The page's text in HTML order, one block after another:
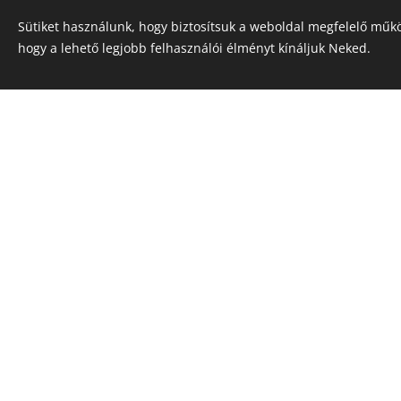
Sütiket használunk, hogy biztosítsuk a weboldal megfelelő
hogy a lehető legjobb felhasználói élményt kínáljuk Neked.